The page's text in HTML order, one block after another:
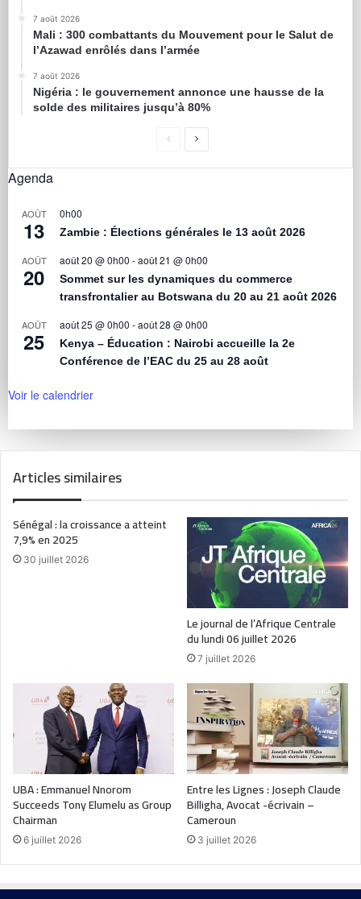
7 août 2026
Mali : 300 combattants du Mouvement pour le Salut de
l’Azawad enrôlés dans l’armée
7 août 2026
Nigéria : le gouvernement annonce une hausse de la
solde des militaires jusqu’à 80%
Agenda
AOÛT
13
0h00
Zambie : Élections générales le 13 août 2026
AOÛT
20
août 20 @ 0h00 -août 21 @ 0h00
Sommet sur les dynamiques du commerce
transfrontalier au Botswana du 20 au 21 août 2026
AOÛT
25
août 25 @ 0h00 -août 28 @ 0h00
Kenya – Éducation : Nairobi accueille la 2e
Conférence de l’EAC du 25 au 28 août
Voir le calendrier
Articles similaires
Sénégal : la croissance a atteint
7,9% en 2025
30 juillet 2026
Le journal de l’Afrique Centrale
du lundi 06 juillet 2026
7 juillet 2026
UBA : Emmanuel Nnorom
Succeeds Tony Elumelu as Group
Chairman
6 juillet 2026
Entre les Lignes : Joseph Claude
Billigha, Avocat -écrivain –
Cameroun
3 juillet 2026